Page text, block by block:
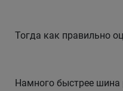
Тогда как правильно
Намного быстрее шина